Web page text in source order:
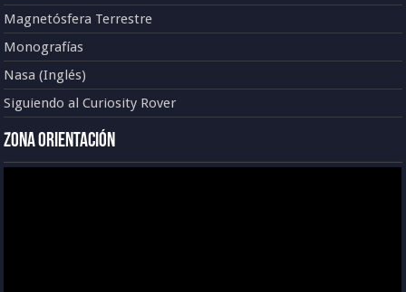
Magnetósfera Terrestre
Monografías
Nasa (Inglés)
Siguiendo al Curiosity Rover
Zona Orientación